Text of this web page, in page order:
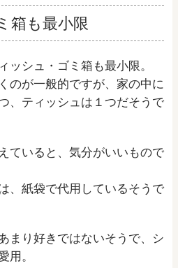
箱も最小限
ッシュ・ゴミ箱も最小限。
のが一般的ですが、家の中に
、ティッシュは１つだそうで
ていると、気分がいいもので
、紙袋で代用しているそうで
まり好きではないそうで、シ
用。